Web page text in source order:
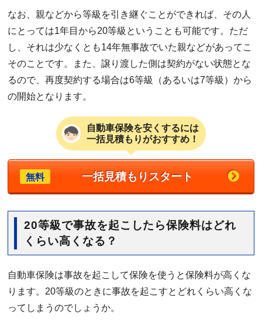
なお、親などから等級を引き継ぐことができれば、その人
にとっては1年目から20等級ということも可能です。ただ
し、それは少なくとも14年無事故でいた親などがあってこ
そのことです。また、譲り渡した側は契約がない状態とな
るので、再度契約する場合は6等級（あるいは7等級）から
の開始となります。
自動車保険を安くするには
一括見積もりがおすすめ！
無料 一括見積もりスタート
20等級で事故を起こしたら保険料はどれ
くらい高くなる？
自動車保険は事故を起こして保険を使うと保険料が高くな
ります。20等級のときに事故を起こすとどれくらい高くな
ってしまうのでしょうか。